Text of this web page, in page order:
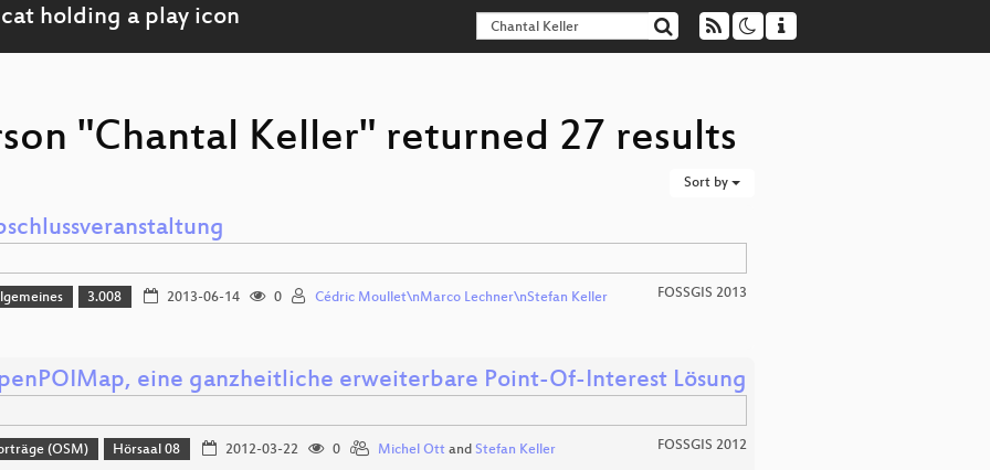
"Chantal Keller" returned 27 results
Sort by
3.008 2013-06-14 0 Cédric Moullet\nMarco Lechner\nStefan Keller FOSSGIS 2013
eine ganzheitliche erweiterbare Point-Of-Interest Lösung
(OSM) Hörsaal 08 2012-03-22 0 Michel Ottand Stefan Keller FOSSGIS 2012